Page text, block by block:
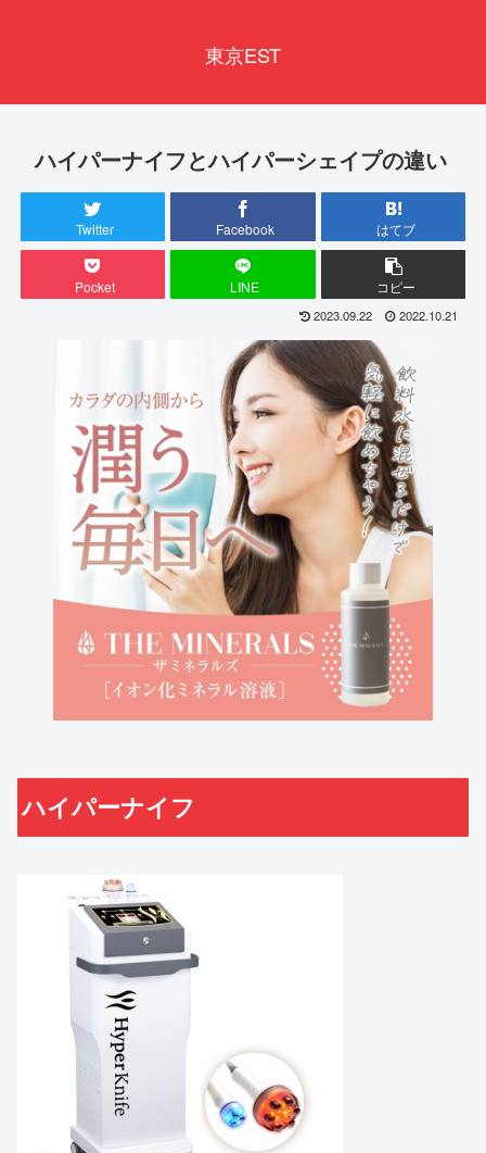
東京EST
ハイパーナイフとハイパーシェイプの違い
Twitter Facebook はてブ
Pocket LINE コピー
2023.09.22 2022.10.21
ハイパーナイフ